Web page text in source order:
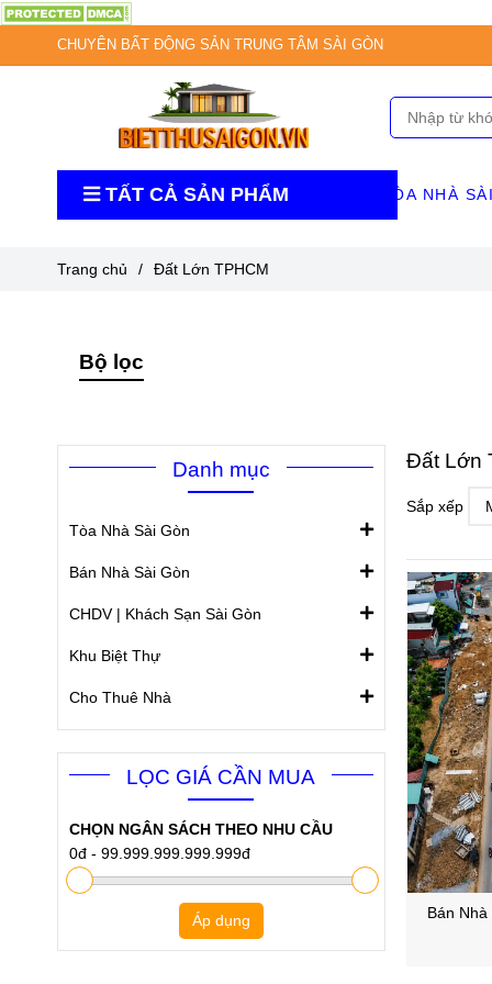
CHUYÊN BẤT ĐỘNG SẢN TRUNG TÂM SÀI GÒN
TẤT CẢ SẢN PHẨM TÒA NHÀ
Trang chủ / Đất Lớn TPHCM
Bộ lọc
Đất Lớn
Sắp xếp
Bán
Danh mục
Tòa Nhà Sài Gòn
Bán Nhà Sài Gòn
CHDV | Khách Sạn Sài Gòn
Khu Biệt Thự
Cho Thuê Nhà
LỌC GIÁ CẦN MUA
CHỌN NGÂN SÁCH THEO NHU CẦU
0đ - 99.999.999.999.999đ
Áp dụng